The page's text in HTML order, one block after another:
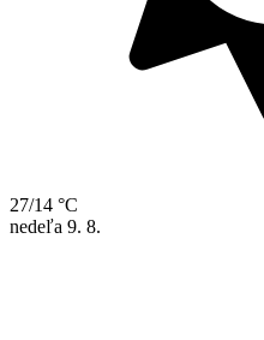
27/14 °C
nedeľa 9. 8.